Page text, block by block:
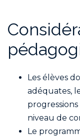
Les élèves
adéquates,
niveau de
Le